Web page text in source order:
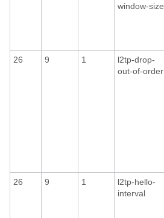
window-size
26
9 1
l2tp-drop-
out-of-order
26
9 1
l2tp-hello-
interval